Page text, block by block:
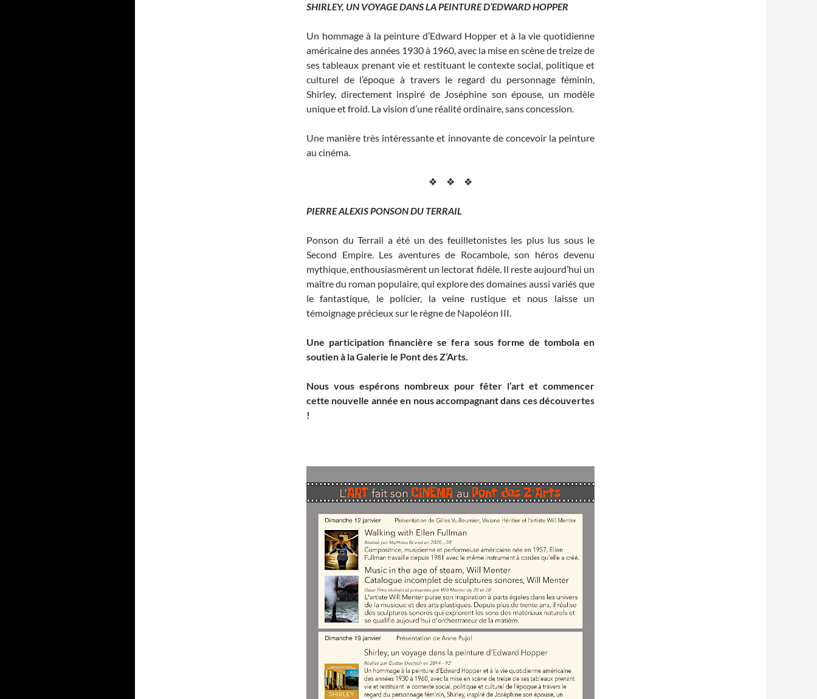
SHIRLEY, UN VOYAGE DANS LA PEINTURE D’EDWARD HOPPER
Un hommage à la peinture d’Edward Hopper et à la vie quotidienne
américaine des années 1930 à 1960, avec la mise en scène de treize de
ses tableaux prenant vie et restituant le contexte social, politique et
culturel de l’époque à travers le regard du personnage féminin,
Shirley, directement inspiré de Joséphine son épouse, un modèle
unique et froid. La vision d’une réalité ordinaire, sans concession.
Une manière très intéressante et innovante de concevoir la peinture
au cinéma.
❖ ❖ ❖
PIERRE ALEXIS PONSON DU TERRAIL
Ponson du Terrail a été un des feuilletonistes les plus lus sous le
Second Empire. Les aventures de Rocambole, son héros devenu
mythique, enthousiasmèrent un lectorat fidèle. Il reste aujourd’hui un
maître du roman populaire, qui explore des domaines aussi variés que
le fantastique, le policier, la veine rustique et nous laisse un
témoignage précieux sur le règne de Napoléon III.
Une participation financière se fera sous forme de tombola en
soutien à la Galerie le Pont des Z’Arts.
Nous vous espérons nombreux pour fêter l’art et commencer
cette nouvelle année en nous accompagnant dans ces découvertes
!